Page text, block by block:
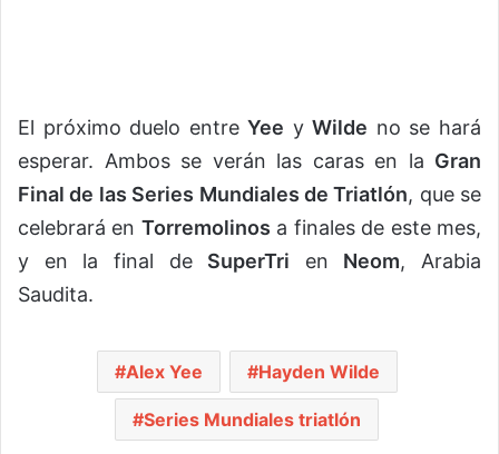
El próximo duelo entreYee yWilde no se hará
esperar. Ambos se verán las caras en la Gran
Final de las Series Mundiales de Triatlón, que se
celebrará en Torremolinos a finales de este mes,
y en la final de SuperTri en Neom, Arabia
Saudita.
Alex Yee Hayden Wilde
Series Mundiales triatlón